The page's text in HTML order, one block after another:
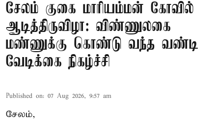
சேலம் குகை மாரியம்மன் கோவில்
ஆடித்திருவிழா: விண்ணுலகை
மண்ணுக்கு கொண்டு வந்த வண்டி
வேடிக்கை நிகழ்ச்சி
Published on: 07 Aug 2026, 9:57 am
சேலம்,